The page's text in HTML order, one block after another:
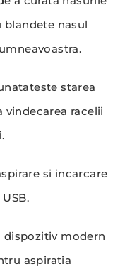
blandete nasul
starea
vindecarea racelii
si incarcare
dispozitiv modern
aspiratia